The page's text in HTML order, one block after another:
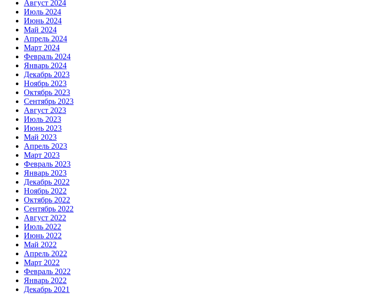
Август 2024
Июль 2024
Июнь 2024
Май 2024
Апрель 2024
Март 2024
Февраль 2024
Январь 2024
Декабрь 2023
Ноябрь 2023
Октябрь 2023
Сентябрь 2023
Август 2023
Июль 2023
Июнь 2023
Май 2023
Апрель 2023
Март 2023
Февраль 2023
Январь 2023
Декабрь 2022
Ноябрь 2022
Октябрь 2022
Сентябрь 2022
Август 2022
Июль 2022
Июнь 2022
Май 2022
Апрель 2022
Март 2022
Февраль 2022
Январь 2022
Декабрь 2021